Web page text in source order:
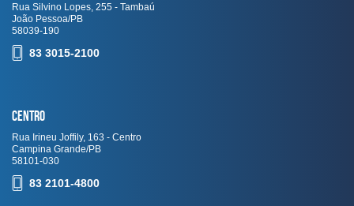
Rua Silvino Lopes, 255 - Tambaú
João Pessoa/PB
58039-190
83 3015-2100
Centro
Rua Irineu Joffily, 163 - Centro
Campina Grande/PB
58101-030
83 2101-4800